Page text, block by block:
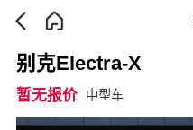
别克Electra-X
暂无报价 中型车